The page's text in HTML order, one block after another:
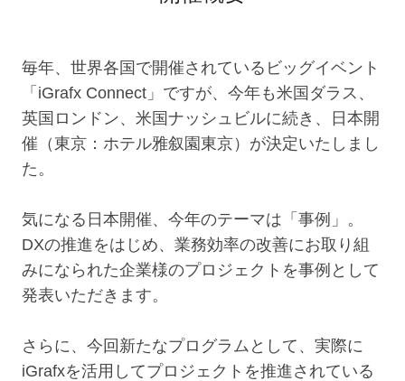
毎年、世界各国で開催されているビッグイベント
「iGrafx Connect」ですが、今年も米国ダラス、
英国ロンドン、米国ナッシュビルに続き、日本開
催（東京：ホテル雅叙園東京）が決定いたしまし
た。
気になる日本開催、今年のテーマは「事例」。
DXの推進をはじめ、業務効率の改善にお取り組
みになられた企業様のプロジェクトを事例として
発表いただきます。
さらに、今回新たなプログラムとして、実際に
iGrafxを活用してプロジェクトを推進されている